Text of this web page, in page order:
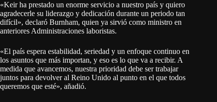
«Keir ha prestado un enorme servicio a nuestro país y quiero
agradecerle su liderazgo y dedicación durante un periodo tan
difícil», declaró Burnham, quien ya sirvió como ministro en
anteriores Administraciones laboristas.
«El país espera estabilidad, seriedad y un enfoque continuo en
los asuntos que más importan, y eso es lo que va a recibir. A
medida que avancemos, nuestra prioridad debe ser trabajar
juntos para devolver al Reino Unido al punto en el que todos
queremos que esté», añadió.